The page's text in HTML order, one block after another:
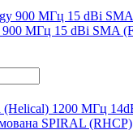
900 МГц 15 dBi SMA